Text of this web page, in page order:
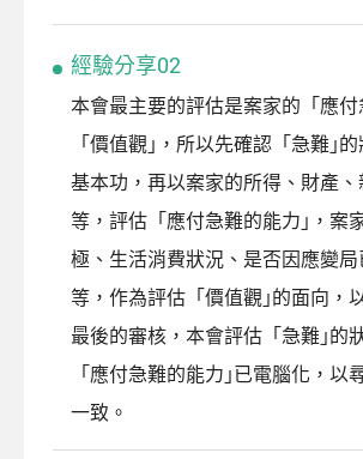
經驗分享02
本會最主要的評估是案家的「應
「價值觀｣，所以先確認「急難｣
基本功，再以案家的所得、財產
等，評估「應付急難的能力｣，案
極、生活消費狀況、是否因應變
等，作為評估「價值觀｣的面向，
最後的審核，本會評估「急難｣的
「應付急難的能力｣已電腦化，以
一致。